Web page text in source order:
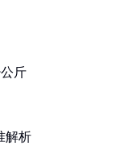
斤
解析